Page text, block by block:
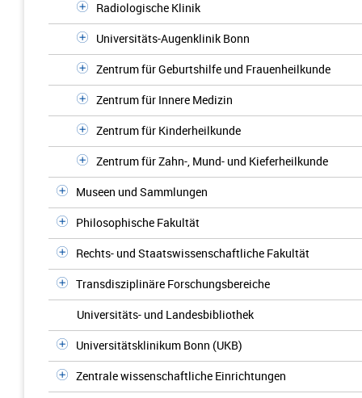
Radiologische Klinik
Universitäts-Augenklinik Bonn
Zentrum für Geburtshilfe und Frauenheilkunde
Zentrum für Innere Medizin
Zentrum für Kinderheilkunde
Zentrum für Zahn-, Mund- und Kieferheilkunde
Museen und Sammlungen
Philosophische Fakultät
Rechts- und Staatswissenschaftliche Fakultät
Transdisziplinäre Forschungsbereiche
Universitäts- und Landesbibliothek
Universitätsklinikum Bonn (UKB)
Zentrale wissenschaftliche Einrichtungen